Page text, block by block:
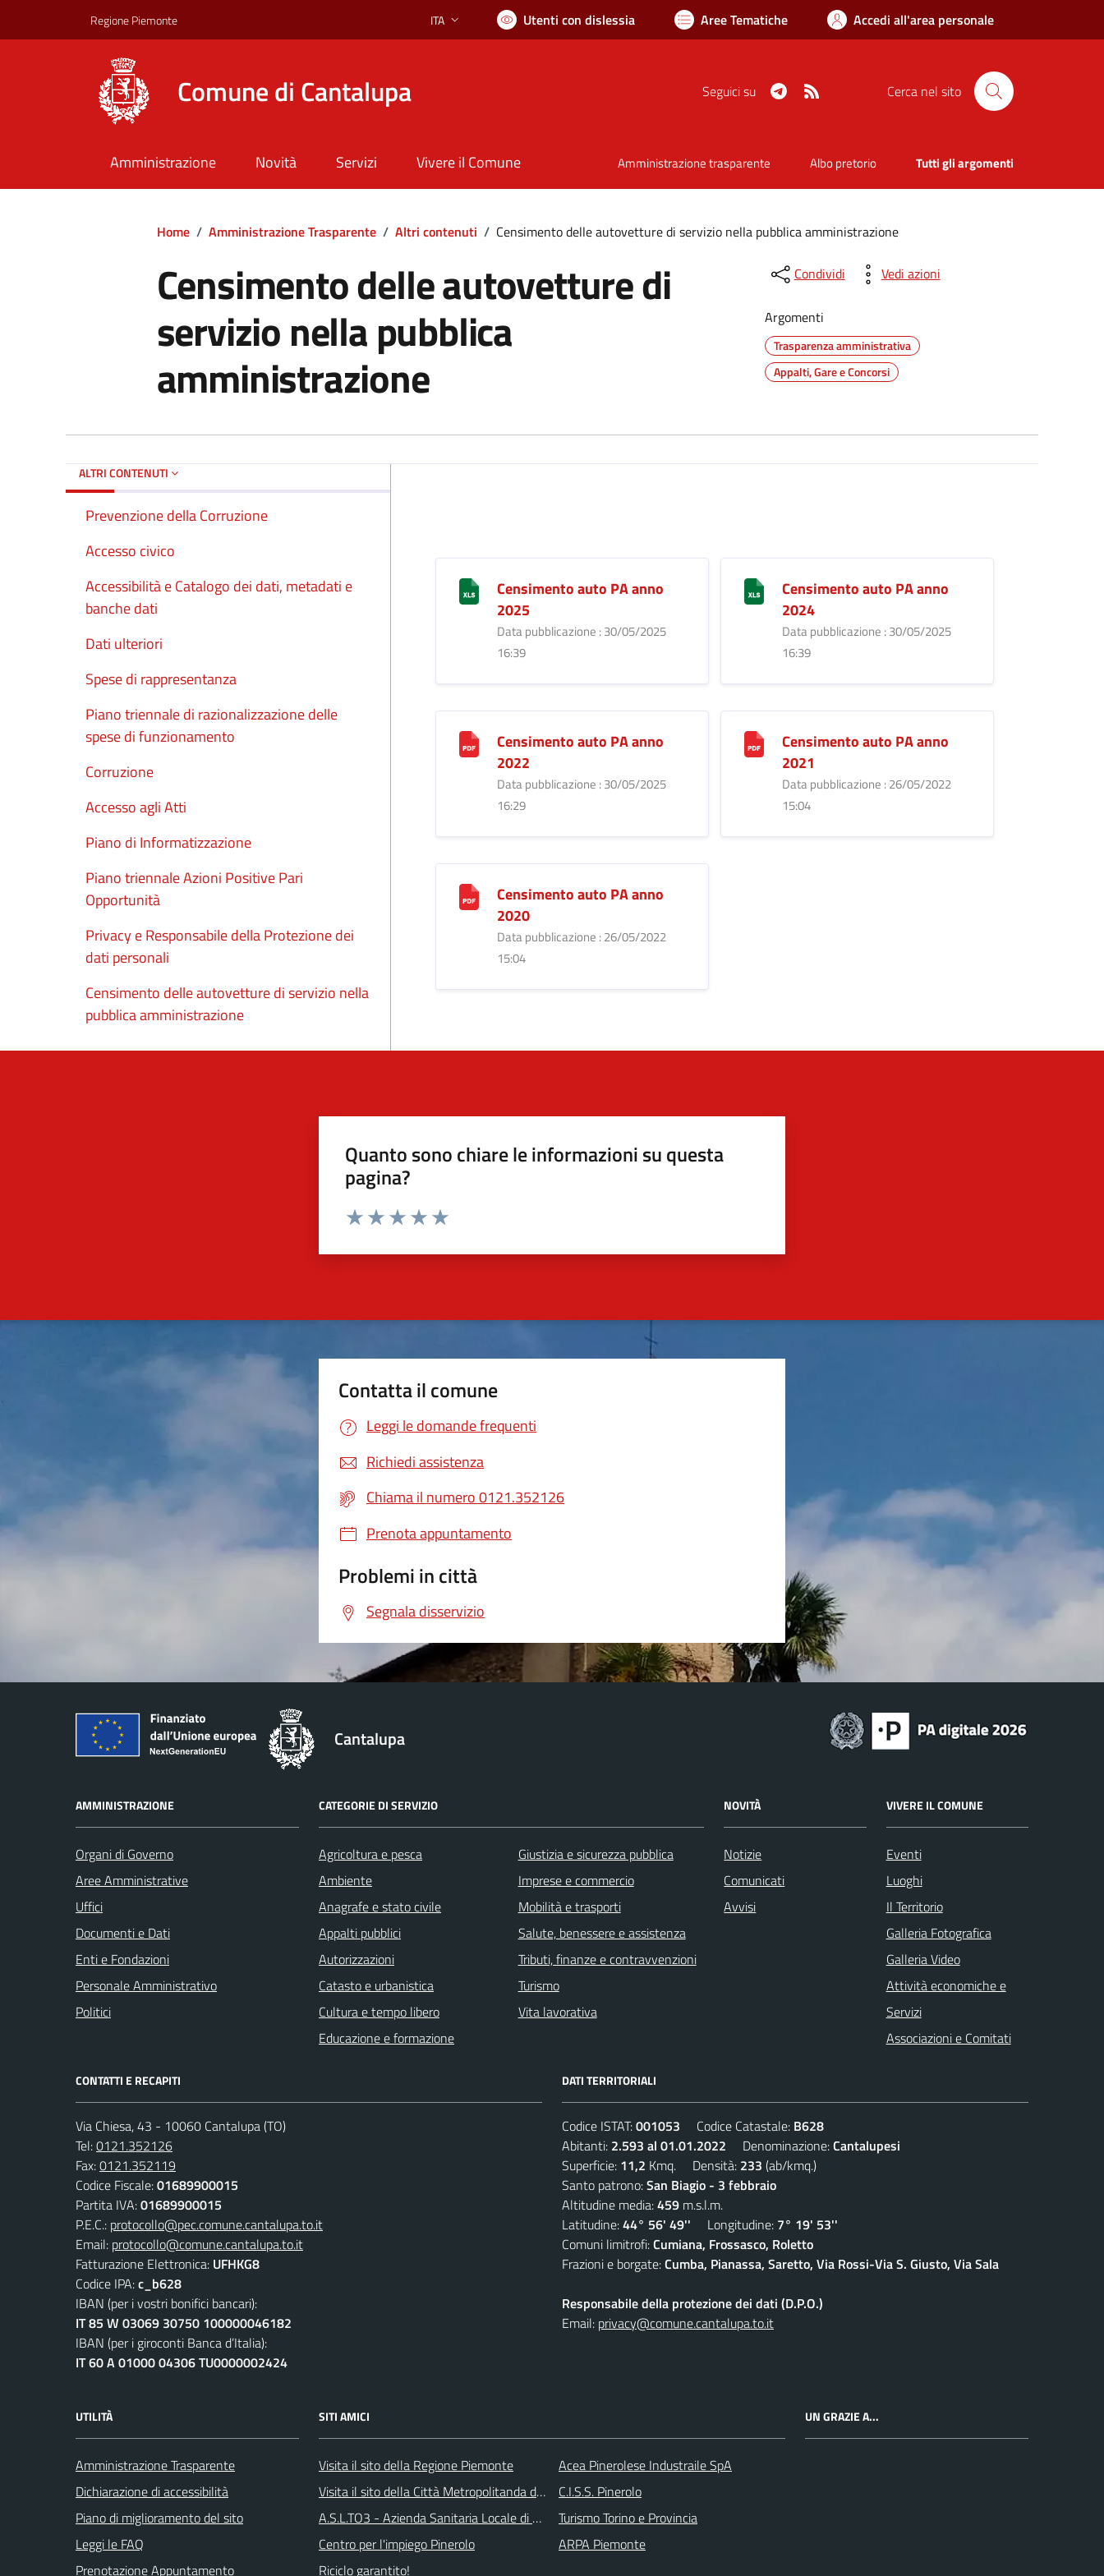
Regione Piemonte Lingua attiva:
ITA Utenti con dislessia Aree Tematiche Accedi all'area personale
Comune di Cantalupa Seguici su Telegram Cerca nel sito
Amministrazione Novità Servizi Vivere il Comune Amministrazione trasparente Albo pretorio Tutti gli argomenti
Home / Amministrazione Trasparente / Altri contenuti / Censimento delle autovetture di servizio nella pubblica amministrazione
Censimento delle autovetture di
servizio nella pubblica
amministrazione
Condividi Vedi azioni
Argomenti
Trasparenza amministrativa
Appalti, Gare e Concorsi
ALTRI CONTENUTI
Prevenzione della Corruzione
Accesso civico
Accessibilità e Catalogo dei dati, metadati e
banche dati
Dati ulteriori
Spese di rappresentanza
Piano triennale di razionalizzazione delle
spese di funzionamento
Corruzione
Accesso agli Atti
Piano di Informatizzazione
Piano triennale Azioni Positive Pari
Opportunità
Privacy e Responsabile della Protezione dei
dati personali
Censimento delle autovetture di servizio nella
pubblica amministrazione
Censimento auto PA anno
2025
Data pubblicazione : 30/05/2025
16:39
Censimento auto PA anno
2024
Data pubblicazione : 30/05/2025
16:39
Censimento auto PA anno
2022
Data pubblicazione : 30/05/2025
16:29
Censimento auto PA anno
2021
Data pubblicazione : 26/05/2022
15:04
Censimento auto PA anno
2020
Data pubblicazione : 26/05/2022
15:04
Quanto sono chiare le informazioni su questa
pagina?
Valuta da 1 a 5 stelle la pagina
Contatta il comune
Leggi le domande frequenti
Richiedi assistenza
Chiama il numero 0121.352126
Prenota appuntamento
Problemi in città
Segnala disservizio
Cantalupa
AMMINISTRAZIONE
Organi di Governo
Aree Amministrative
Uffici
Documenti e Dati
Enti e Fondazioni
Personale Amministrativo
Politici
CATEGORIE DI SERVIZIO
Agricoltura e pesca
Ambiente
Anagrafe e stato civile
Appalti pubblici
Autorizzazioni
Catasto e urbanistica
Cultura e tempo libero
Educazione e formazione
Giustizia e sicurezza pubblica
Imprese e commercio
Mobilità e trasporti
Salute, benessere e assistenza
Tributi, finanze e contravvenzioni
Turismo
Vita lavorativa
NOVITÀ
Notizie
Comunicati
Avvisi
VIVERE IL COMUNE
Eventi
Luoghi
Il Territorio
Galleria Fotografica
Galleria Video
Attività economiche e
Servizi
Associazioni e Comitati
CONTATTI E RECAPITI
Via Chiesa, 43 - 10060 Cantalupa (TO)
Tel:0121.352126
Fax:0121.352119
Codice Fiscale:01689900015
Partita IVA:01689900015
P.E.C.: protocollo@pec.comune.cantalupa.to.it
Email: protocollo@comune.cantalupa.to.it
Fatturazione Elettronica: UFHKG8
Codice IPA:c_b628
IBAN (per i vostri bonifici bancari):
IT 85 W 03069 30750 100000046182
IBAN (per i giroconti Banca d’Italia):
IT 60 A 01000 04306 TU0000002424
DATI TERRITORIALI
Codice ISTAT:001053 Codice Catastale: B628
Abitanti: 2.593 al 01.01.2022 Denominazione:Cantalupesi
Superficie: 11,2 Kmq. Densità: 233 (ab/kmq.)
Santo patrono:San Biagio - 3 febbraio
Altitudine media:459 m.s.l.m.
Latitudine:44° 56' 49'' Longitudine: 7° 19' 53''
Comuni limitrofi:Cumiana, Frossasco, Roletto
Frazioni e borgate:Cumba, Pianassa, Saretto, Via Rossi-Via S. Giusto, Via Sala
Responsabile della protezione dei dati (D.P.O.)
Email: privacy@comune.cantalupa.to.it
UTILITÀ
Amministrazione Trasparente
Dichiarazione di accessibilità
Piano di miglioramento del sito
Leggi le FAQ
Prenotazione Appuntamento
SITI AMICI
Visita il sito della Regione Piemonte
Visita il sito della Città Metropolitanda di Torino
A.S.L.TO3 - Azienda Sanitaria Locale di Collegno e Pinerolo
Centro per l'impiego Pinerolo
Riciclo garantito!
Acea Pinerolese Industraile SpA
C.I.S.S. Pinerolo
Turismo Torino e Provincia
ARPA Piemonte
UN GRAZIE A...